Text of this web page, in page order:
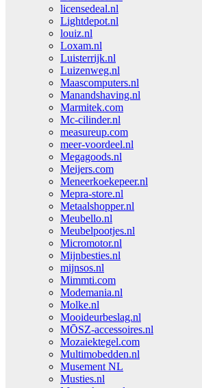
licensedeal.nl
Lightdepot.nl
louiz.nl
Loxam.nl
Luisterrijk.nl
Luizenweg.nl
Maascomputers.nl
Manandshaving.nl
Marmitek.com
Mc-cilinder.nl
measureup.com
meer-voordeel.nl
Megagoods.nl
Meijers.com
Meneerkoekepeer.nl
Mepra-store.nl
Metaalshopper.nl
Meubello.nl
Meubelpootjes.nl
Micromotor.nl
Mijnbesties.nl
mijnsos.nl
Mimmti.com
Modemania.nl
Molke.nl
Mooideurbeslag.nl
MŌSZ-accessoires.nl
Mozaiektegel.com
Multimobedden.nl
Musement NL
Musties.nl